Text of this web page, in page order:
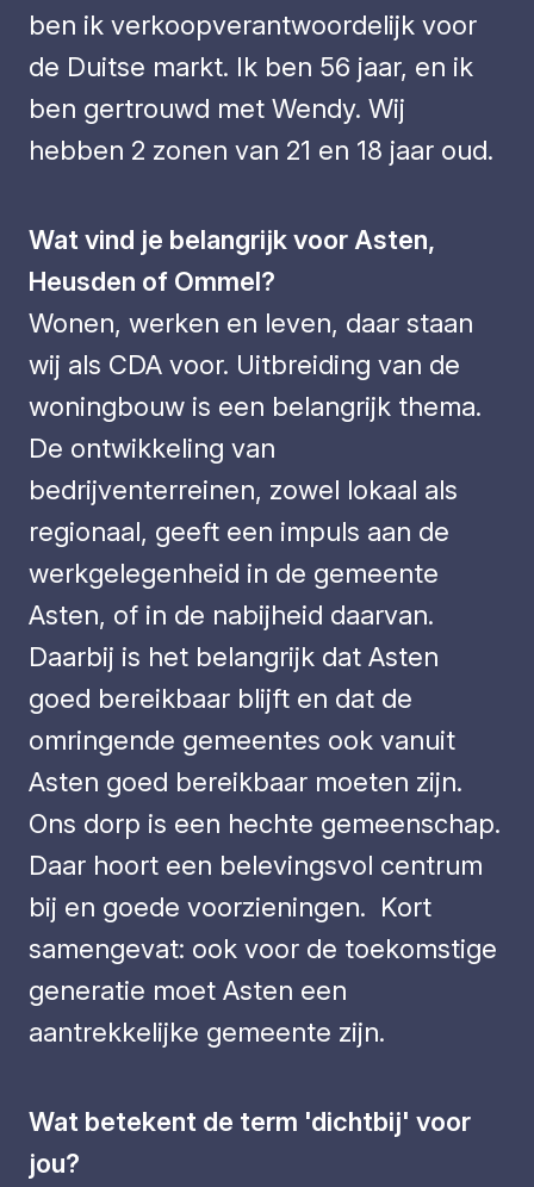
ben ik verkoopverantwoordelijk voor
de Duitse markt. Ik ben 56 jaar, en ik
ben gertrouwd met Wendy. Wij
hebben 2 zonen van 21 en 18 jaar oud.
Wat vind je belangrijk voor Asten,
Heusden of Ommel?
Wonen, werken en leven, daar staan
wij als CDA voor. Uitbreiding van de
woningbouw is een belangrijk thema.
De ontwikkeling van
bedrijventerreinen, zowel lokaal als
regionaal, geeft een impuls aan de
werkgelegenheid in de gemeente
Asten, of in de nabijheid daarvan.
Daarbij is het belangrijk dat Asten
goed bereikbaar blijft en dat de
omringende gemeentes ook vanuit
Asten goed bereikbaar moeten zijn.
Ons dorp is een hechte gemeenschap.
Daar hoort een belevingsvol centrum
bij en goede voorzieningen. Kort
samengevat: ook voor de toekomstige
generatie moet Asten een
aantrekkelijke gemeente zijn.
Wat betekent de term 'dichtbij' voor
jou?